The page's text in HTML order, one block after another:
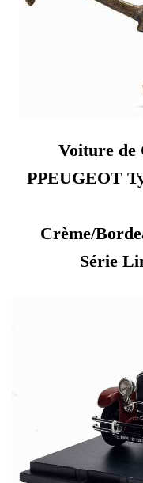
Voiture de
PPEUGEOT
Crème/
Série